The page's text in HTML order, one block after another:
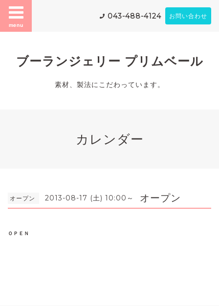
menu
043-488-4124 お問い合わせ
ブーランジェリー プリムベール
素材、製法にこだわっています。
カレンダー
オープン 2013-08-17 (土) 10:00～ オープン
ＯＰＥＮ